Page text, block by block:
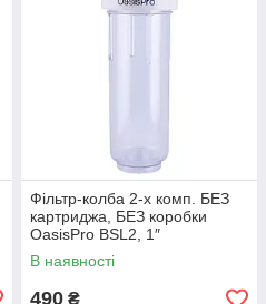
Фільтр-колба 2-х комп. БЕЗ
картриджа, БЕЗ коробки
OasisPro BSL2, 1″
В наявності
490 ₴